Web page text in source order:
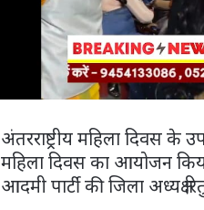
अंतरराष्ट्रीय महिला दिवस
महिला दिवस का आयोजन
आदमी पार्टी की जिला अध्यक्ष